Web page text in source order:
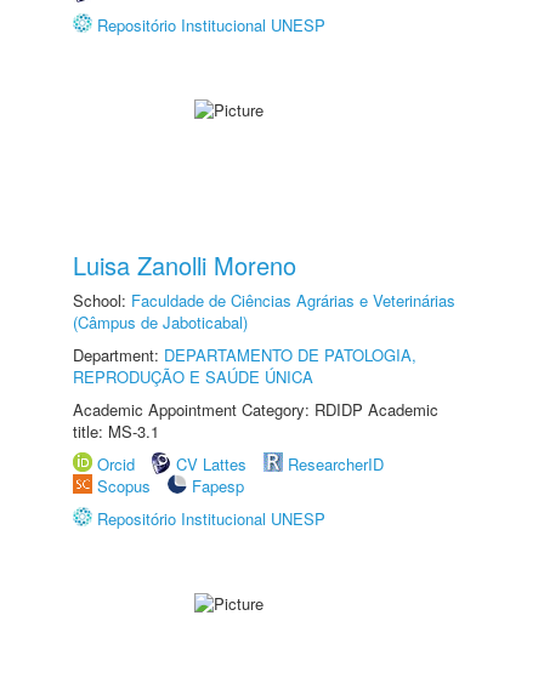
Repositório Institucional UNESP
Luisa Zanolli Moreno
School: Faculdade de Ciências Agrárias e Veterinárias
(Câmpus de Jaboticabal)
Department: DEPARTAMENTO DE PATOLOGIA,
REPRODUÇÃO E SAÚDE ÚNICA
Academic Appointment Category: RDIDP Academic
title: MS-3.1
Orcid
CV Lattes
ResearcherID
Scopus
Fapesp
Repositório Institucional UNESP